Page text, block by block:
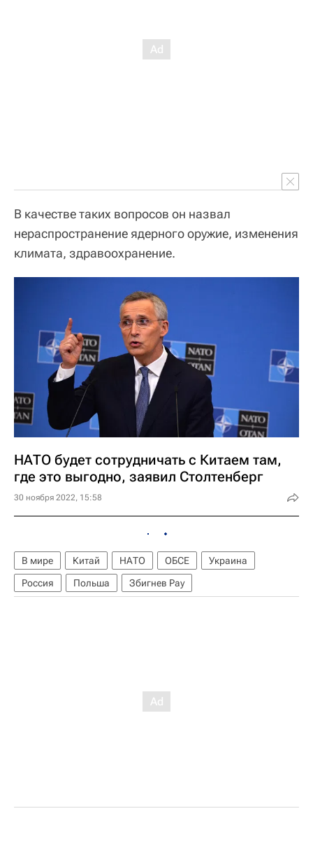
В качестве таких вопросов он назвал
нераспространение ядерного оружие, изменения
климата, здравоохранение.
НАТО будет сотрудничать с Китаем там,
где это выгодно, заявил Столтенберг
30 ноября 2022, 15:58
В мире Китай НАТО ОБСЕ
Украина
Россия
Польша Збигнев Рау